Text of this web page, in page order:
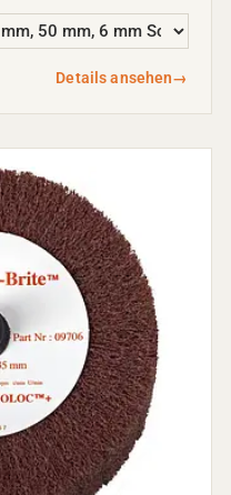
Details ansehen→